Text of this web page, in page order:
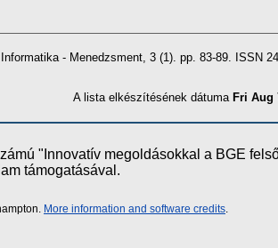
- Menedzsment, 3 (1). pp. 83-89. ISSN
A lista elkészítésének dátuma Fri Aug
"Innovatív megoldásokkal a BGE
támogatásával.
More information and software credits